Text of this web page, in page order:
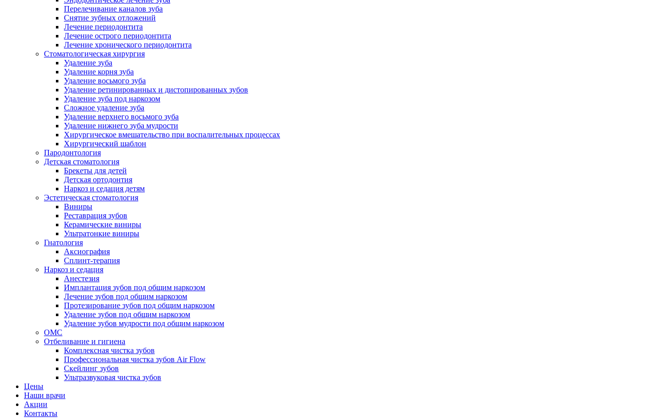
Перелечивание каналов зуба
Снятие зубных отложений
Лечение периодонтита
Лечение острого периодонтита
Лечение хронического периодонтита
Стоматологическая хирургия
Удаление зуба
Удаление корня зуба
Удаление восьмого зуба
Удаление ретинированных и дистопированных зубов
Удаление зуба под наркозом
Сложное удаление зуба
Удаление верхнего восьмого зуба
Удаление нижнего зуба мудрости
Хирургическое вмешательство при воспалительных процессах
Хирургический шаблон
Пародонтология
Детская стоматология
Брекеты для детей
Детская ортодонтия
Наркоз и седация детям
Эстетическая стоматология
Виниры
Реставрация зубов
Керамические виниры
Ультратонкие виниры
Гнатология
Аксиография
Сплинт-терапия
Наркоз и седация
Анестезия
Имплантация зубов под общим наркозом
Лечение зубов под общим наркозом
Протезирование зубов под общим наркозом
Удаление зубов под общим наркозом
Удаление зубов мудрости под общим наркозом
ОМС
Отбеливание и гигиена
Комплексная чистка зубов
Профессиональная чистка зубов Air Flow
Скейлинг зубов
Ультразвуковая чистка зубов
Цены
Наши врачи
Акции
Контакты